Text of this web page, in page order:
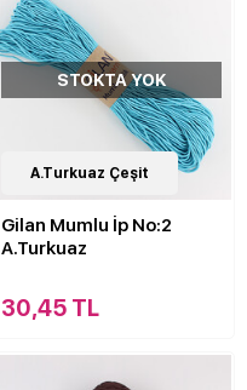
STOKTA YOK
A.Turkuaz Çeşit
Gilan Mumlu İp No:2
A.Turkuaz
30,45 TL